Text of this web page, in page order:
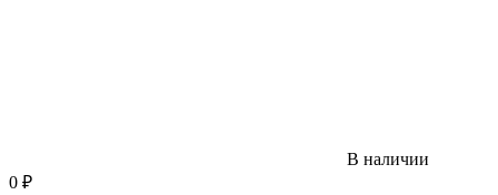
В наличии
0 ₽